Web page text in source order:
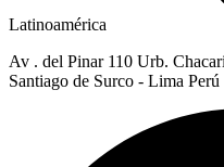
Latinoamérica
Av . del Pinar 110 Urb.
Santiago de Surco - Lima Perú